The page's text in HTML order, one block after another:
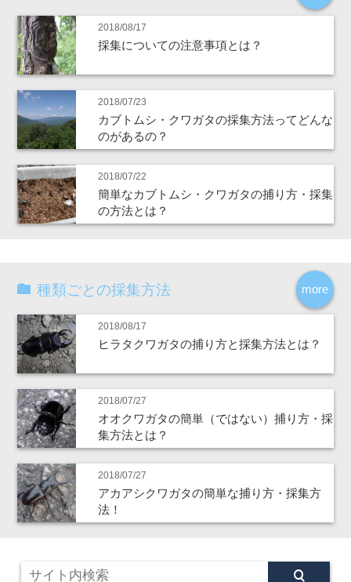
2018/08/17
採集についての注意事項とは？
2018/07/23
カブトムシ・クワガタの採集方法ってどんな
のがあるの？
2018/07/22
簡単なカブトムシ・クワガタの捕り方・採集
の方法とは？
more
種類ごとの採集方法
2018/08/17
ヒラタクワガタの捕り方と採集方法とは？
2018/07/27
オオクワガタの簡単（ではない）捕り方・採
集方法とは？
2018/07/27
アカアシクワガタの簡単な捕り方・採集方
法！